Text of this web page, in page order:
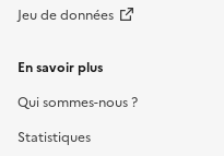
Jeu de données
En savoir plus
Qui sommes-nous ?
Statistiques